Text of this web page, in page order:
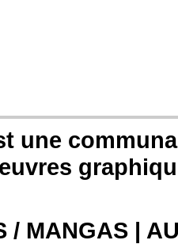
une
/ MANGAS |